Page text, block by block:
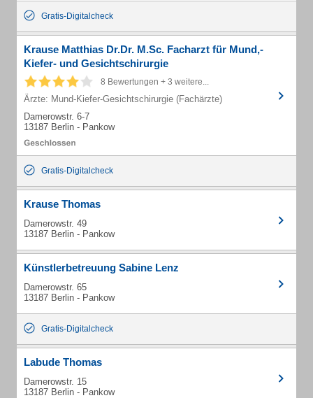
Gratis-Digitalcheck
Krause Matthias Dr.Dr. M.Sc. Facharzt für Mund,-
Kiefer- und Gesichtschirurgie
8 Bewertungen + 3 weitere...
Ärzte: Mund-Kiefer-Gesichtschirurgie (Fachärzte)
Damerowstr. 6-7
13187 Berlin - Pankow
Gratis-Digitalcheck
Krause Thomas
Damerowstr. 49
13187 Berlin - Pankow
Künstlerbetreuung Sabine Lenz
Damerowstr. 65
13187 Berlin - Pankow
Gratis-Digitalcheck
Labude Thomas
Damerowstr. 15
13187 Berlin - Pankow